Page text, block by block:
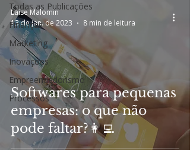
Todas as Publicações
Finanças
Marketing
Inovações
Empreendedorismo
Processos
Softwares para pequenas
empresas: o que não
pode faltar?👩‍💻
Laise Malomin
13 de jan. de 2023
8 min de leitura